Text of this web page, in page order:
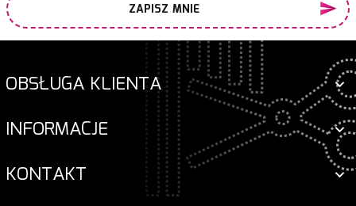
ZAPISZ MNIE
OBSŁUGA KLIENTA
INFORMACJE
KONTAKT